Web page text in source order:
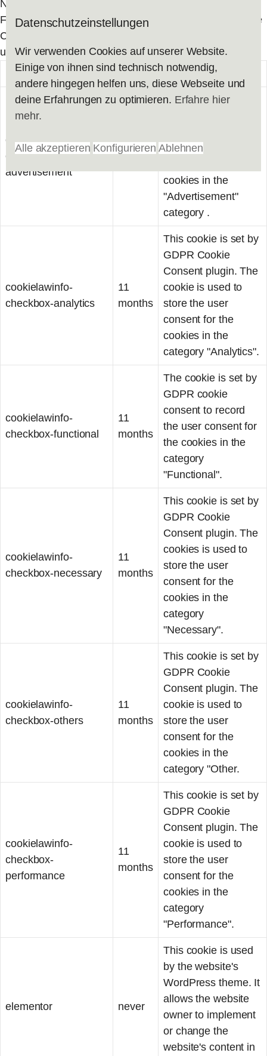
Datenschutzeinstellungen
Wir verwenden Cookies auf unserer Website.
Einige von ihnen sind technisch notwendig,
andere hingegen helfen uns, diese Webseite und
deine Erfahrungen zu optimieren. Erfahre hier
mehr.
Alle akzeptieren Konfigurieren Ablehnen
Notwendige Cookies sind für das ordnungsgemäße
Funktionieren der Website unbedingt erforderlich. Diese
Cookies gewährleisten grundlegende Funktionalitäten
und Sicherheitsmerkmale der Website, anonym.
Cookie
Dauer Beschreibung
cookielawinfo-
checkbox-
advertisement
1 year
Set by the GDPR
used to record the
cookies in the
"Advertisement"
category .
cookielawinfo-
checkbox-analytics
11
months
This cookie is set by
GDPR Cookie
Consent plugin. The
cookie is used to
store the user
consent for the
cookies in the
category "Analytics".
cookielawinfo-
checkbox-functional
11
months
The cookie is set by
GDPR cookie
consent to record
the user consent for
the cookies in the
category
"Functional".
cookielawinfo-
checkbox-necessary
11
months
This cookie is set by
GDPR Cookie
Consent plugin. The
cookies is used to
store the user
consent for the
cookies in the
category
"Necessary".
cookielawinfo-
checkbox-others
11
months
This cookie is set by
GDPR Cookie
Consent plugin. The
cookie is used to
store the user
consent for the
cookies in the
category "Other.
cookielawinfo-
checkbox-
performance
11
months
This cookie is set by
GDPR Cookie
Consent plugin. The
cookie is used to
store the user
consent for the
cookies in the
category
"Performance".
elementor never
This cookie is used
by the website's
WordPress theme. It
allows the website
owner to implement
or change the
website's content in